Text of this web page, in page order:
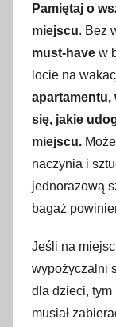
Pamiętaj o
miejscu. Bez
must-have w
locie na
apartamentu,
się, jakie
miejscu.
naczynia i
jednorazową
bagaż
Jeśli na
wypożyczalni
dla dzieci, tym
musiał